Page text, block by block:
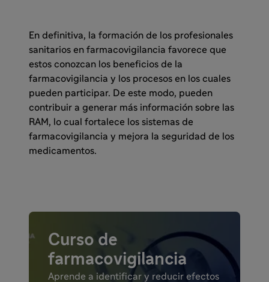
En definitiva, la formación de los profesionales
sanitarios en farmacovigilancia favorece que
estos conozcan los beneficios de la
farmacovigilancia y los procesos en los cuales
pueden participar. De este modo, pueden
contribuir a generar más información sobre las
RAM, lo cual fortalece los sistemas de
farmacovigilancia y mejora la seguridad de los
medicamentos.
Curso de
farmacovigilancia
Aprende a identificar y reducir efectos